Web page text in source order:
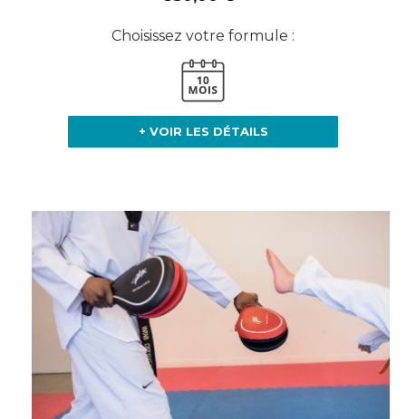
Choisissez votre formule :
+ VOIR LES DÉTAILS